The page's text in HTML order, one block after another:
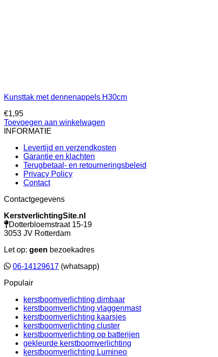
Kunsttak met dennenappels H30cm
€1,95
Toevoegen aan winkelwagen
INFORMATIE
Levertijd en verzendkosten
Garantie en klachten
Terugbetaal- en retourneringsbeleid
Privacy Policy
Contact
Contactgegevens
KerstverlichtingSite.nl
Dotterbloemstraat 15-19
3053 JV Rotterdam
Let op: geen bezoekadres
06-14129617 (whatsapp)
Populair
kerstboomverlichting dimbaar
kerstboomverlichting vlaggenmast
kerstboomverlichting kaarsjes
kerstboomverlichting cluster
kerstboomverlichting op batterijen
gekleurde kerstboomverlichting
kerstboomverlichting Lumineo